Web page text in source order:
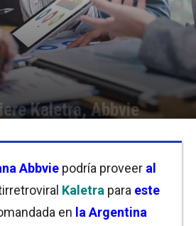
Kaletra, Abbvie
Abbvie podría proveer al
Kaletra para este
en la Argentina